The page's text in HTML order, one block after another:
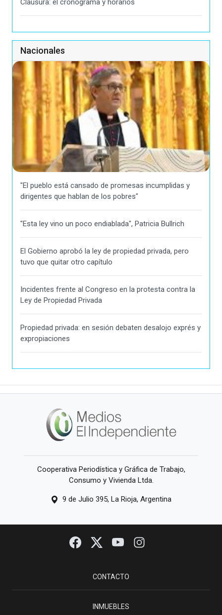
Clausura: el cronograma y horarios
Nacionales
"El pueblo está cansado de promesas incumplidas y
dirigentes que hablan de los pobres"
"Esta ley vino un poco endiablada", Patricia Bullrich
El Gobierno aprobó la ley de propiedad privada, pero
tuvo que quitar otro capítulo
Incidentes frente al Congreso en la protesta contra la
Ley de Propiedad Privada
Propiedad privada: en sesión debaten desalojo exprés y
expropiaciones
Cooperativa Periodística y Gráfica de Trabajo,
Consumo y Vivienda Ltda.
9 de Julio 395, La Rioja, Argentina
CONTACTO
INMUEBLES